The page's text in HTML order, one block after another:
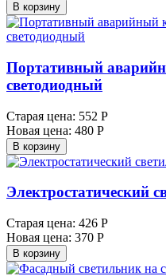
В корзину
Портативный
светодиодный
Старая цена: 552 Р
Новая цена: 480 Р
В корзину
Электростатический
Старая цена: 426 Р
Новая цена: 370 Р
В корзину